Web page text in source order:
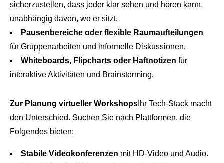
sicherzustellen, dass jeder klar sehen und hören kann,
unabhängig davon, wo er sitzt.
Pausenbereiche oder flexible Raumaufteilungen
für Gruppenarbeiten und informelle Diskussionen.
Whiteboards, Flipcharts oder Haftnotizen für
interaktive Aktivitäten und Brainstorming.
Zur Planung virtueller Workshops Ihr Tech-Stack macht
den Unterschied. Suchen Sie nach Plattformen, die
Folgendes bieten:
Stabile Videokonferenzen mit HD-Video und Audio.